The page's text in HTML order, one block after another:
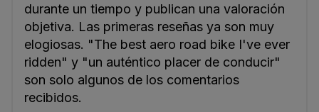
durante un tiempo y publican una valoración
objetiva. Las primeras reseñas ya son muy
elogiosas. "The best aero road bike I've ever
ridden" y "un auténtico placer de conducir"
son solo algunos de los comentarios
recibidos.